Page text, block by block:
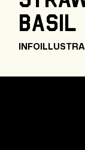
Basil
INFO